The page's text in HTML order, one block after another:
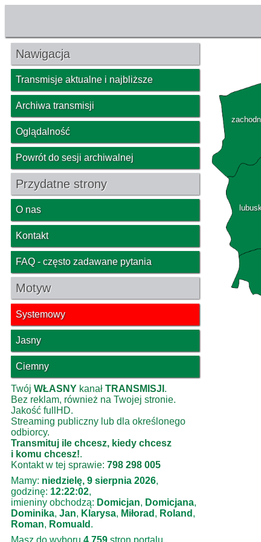
Nawigacja
Transmisje aktualne i najbliższe
Archiwa transmisji
Oglądalność
Powrót do sesji archiwalnej
Przydatne strony
O nas
Kontakt
FAQ - często zadawane pytania
Motyw
Systemowy
Jasny
Ciemny
Twój WŁASNY kanał TRANSMISJI .
Bez reklam, również na Twojej stronie.
Jakość fullHD.
Streaming publiczny lub dla określonego
odbiorcy.
Transmituj ile chcesz, kiedy chcesz
i komu chcesz!.
Kontakt w tej sprawie: 798 298 005
Mamy: niedzielę, 9 sierpnia 2026,
godzinę: 12:22:02,
imieniny obchodzą: Domicjan, Domicjana,
Dominika, Jan, Klarysa, Miłorad , Roland ,
Roman, Romuald .
Masz do wyboru 4 759 stron portalu